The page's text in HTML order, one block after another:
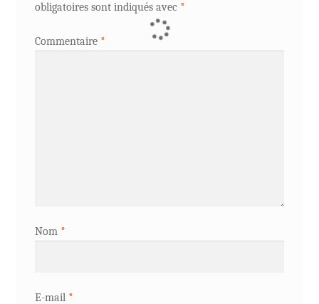
obligatoires sont indiqués avec *
Commentaire *
Nom *
E-mail *